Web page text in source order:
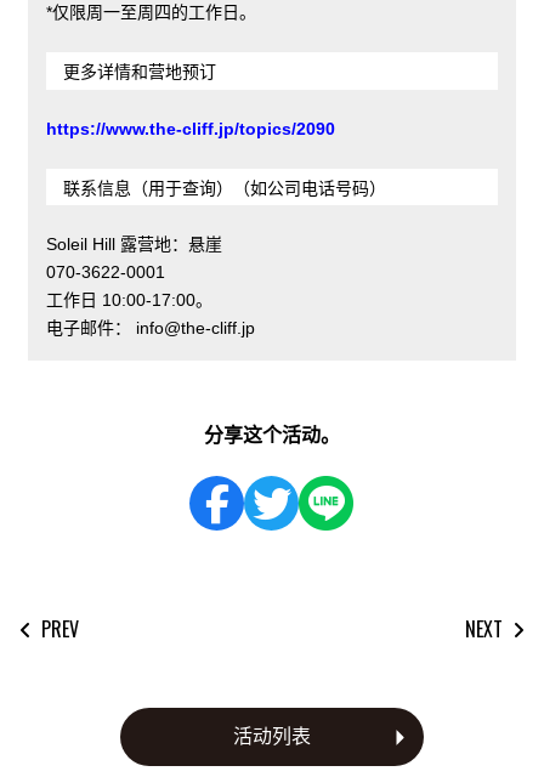
*仅限周一至周四的工作日。
更多详情和营地预订
https://www.the-cliff.jp/topics/2090
联系信息（用于查询）（如公司电话号码）
Soleil Hill 露营地：悬崖
070-3622-0001
工作日 10:00-17:00。
电子邮件： info@the-cliff.jp
分享这个活动。
PREV NEXT
活动列表